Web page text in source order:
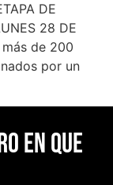
DE
28 DE
más de 200
por un
en Que